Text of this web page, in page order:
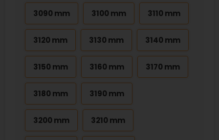
3090 mm 3100 mm 3110 mm
3120 mm 3130 mm 3140 mm
3150 mm 3160 mm 3170 mm
3180 mm 3190 mm
3200 mm 3210 mm